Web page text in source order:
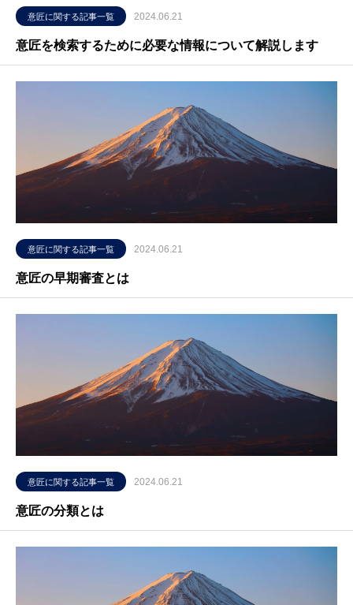
意匠に関する記事一覧 2024.06.21
意匠を検索するために必要な情報について解説します
意匠に関する記事一覧 2024.06.21
意匠の早期審査とは
意匠に関する記事一覧 2024.06.21
意匠の分類とは